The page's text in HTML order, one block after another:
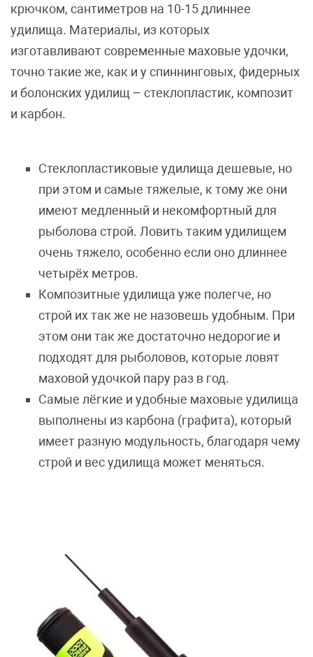
крючком, сантиметров на 10-15 длиннее
удилища. Материалы, из которых
изготавливают современные маховые удочки,
точно такие же, как и у спиннинговых, фидерных
и болонских удилищ – стеклопластик, композит
и карбон.
Стеклопластиковые удилища дешевые, но
при этом и самые тяжелые, к тому же они
имеют медленный и некомфортный для
рыболова строй. Ловить таким удилищем
очень тяжело, особенно если оно длиннее
четырёх метров.
Композитные удилища уже полегче, но
строй их так же не назовешь удобным. При
этом они так же достаточно недорогие и
подходят для рыболовов, которые ловят
маховой удочкой пару раз в год.
Самые лёгкие и удобные маховые удилища
выполнены из карбона (графита), который
имеет разную модульность, благодаря чему
строй и вес удилища может меняться.